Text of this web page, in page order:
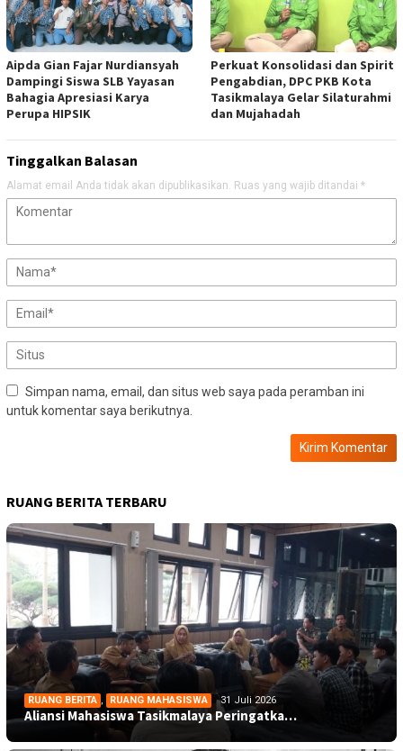
Aipda Gian Fajar Nurdiansyah
Dampingi Siswa SLB Yayasan
Bahagia Apresiasi Karya
Perupa HIPSIK
Perkuat Konsolidasi dan Spirit
Pengabdian, DPC PKB Kota
Tasikmalaya Gelar Silaturahmi
dan Mujahadah
Tinggalkan Balasan
Alamat email Anda tidak akan dipublikasikan. Ruas yang wajib ditandai *
Simpan nama, email, dan situs web saya pada peramban ini
untuk komentar saya berikutnya.
RUANG BERITA TERBARU
RUANG BERITA , RUANG MAHASISWA 31 Juli 2026
Aliansi Mahasiswa Tasikmalaya Peringatka…